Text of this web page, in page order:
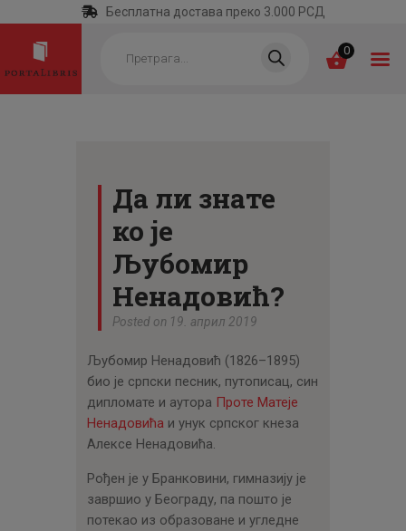
Бесплатна достава преко 3.000 РСД
search 0
КАТЕГОРИЈЕ
НАЈПРОДАВАНИЈЕ
НОВЕ КЊИГЕ
ОТРГНУТО ОД
ЗАБОРАВА
АКТУЕЛНОСТИ
ЦЕНОВНИК
ПИСМО
Да ли знате
ко је
Љубомир
Ненадовић?
Posted on 19. април 2019
Љубомир Ненадовић (1826–1895)
био је српски песник, путописац, син
дипломате и аутора Проте Матеје
Ненадовића и унук српског кнеза
Алексе Ненадовића.
Рођен је у Бранковини, гимназију је
завршио у Београду, па пошто је
потекао из образоване и угледне